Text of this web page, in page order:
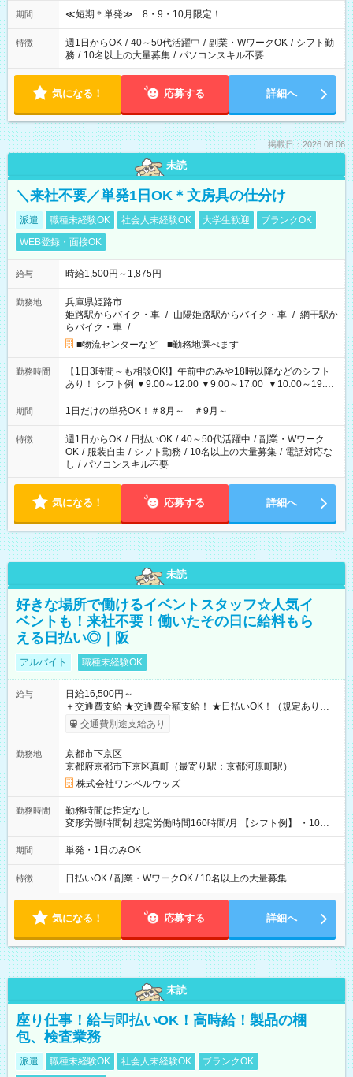
期間 ≪短期＊単発≫ 8・9・10月限定！
特徴 週1日からOK / 40～50代活躍中 / 副業・WワークOK / シフト勤
務 / 10名以上の大量募集 / パソコンスキル不要
気になる！ 応募する 詳細へ
掲載日：2026.08.06
未読
＼来社不要／単発1日OK＊文房具の仕分け
派遣 職種未経験OK 社会人未経験OK 大学生歓迎
ブランクOK
WEB登録・面接OK
給与 時給1,500円～1,875円
勤務地
兵庫県姫路市
姫路駅からバイク・車 / 山陽姫路駅からバイク・車 / 網干駅か
らバイク・車 / …
■物流センターなど ■勤務地選べます
勤務時間
【1日3時間～も相談OK!】午前中のみや18時以降などのシフト
あり！ シフト例 ▼9:00～12:00 ▼9:00～17:00 ▼10:00～19:00
▼18:00～21:00
期間 1日だけの単発OK！＃8月～ ＃9月～
特徴 週1日からOK / 日払いOK / 40～50代活躍中 / 副業・Wワーク
OK / 服装自由 / シフト勤務 / 10名以上の大量募集 / 電話対応な
し / パソコンスキル不要
気になる！ 応募する 詳細へ
未読
好きな場所で働けるイベントスタッフ☆人気イ
ベントも！来社不要！働いたその日に給料もら
える日払い◎｜阪
アルバイト 職種未経験OK
給与
日給16,500円～
＋交通費支給 ★交通費全額支給！ ★日払いOK！（規定あり） ┗
働いたその日に現金GET♪ お仕事後はコンビニATMから 日払
交通費別途支給あり
勤務地
京都市下京区
京都府京都市下京区真町（最寄り駅：京都河原町駅）
株式会社ワンベルウッズ
勤務時間
勤務時間は指定なし
変形労働時間制 想定労働時間160時間/月 【シフト例】 ・10：
00～20：00
期間 単発・1日のみOK
特徴 日払いOK / 副業・WワークOK / 10名以上の大量募集
気になる！ 応募する 詳細へ
未読
座り仕事！給与即払いOK！高時給！製品の梱
包、検査業務
派遣 職種未経験OK 社会人未経験OK
ブランクOK